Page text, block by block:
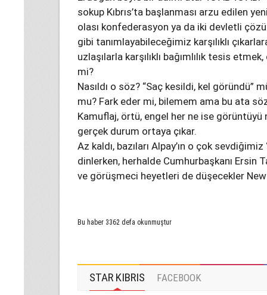
sokup Kıbrıs’ta başlanması arzu edilen
olası konfederasyon ya da iki devletli
gibi tanımlayabileceğimiz karşılıklı
uzlaşılarla karşılıklı bağımlılık tesis
mi?
Nasıldı o söz? “Saç kesildi, kel göründü”
mu? Fark eder mi, bilemem ama bu ata
Kamuflaj, örtü, engel her ne ise
gerçek durum ortaya çıkar.
Az kaldı, bazıları Alpay’ın o çok
dinlerken, herhalde Cumhurbaşkanı Ersin
ve görüşmeci heyetleri de düşecekler
Bu haber 3362 defa okunmuştur
STAR KIBRIS FACEBOOK